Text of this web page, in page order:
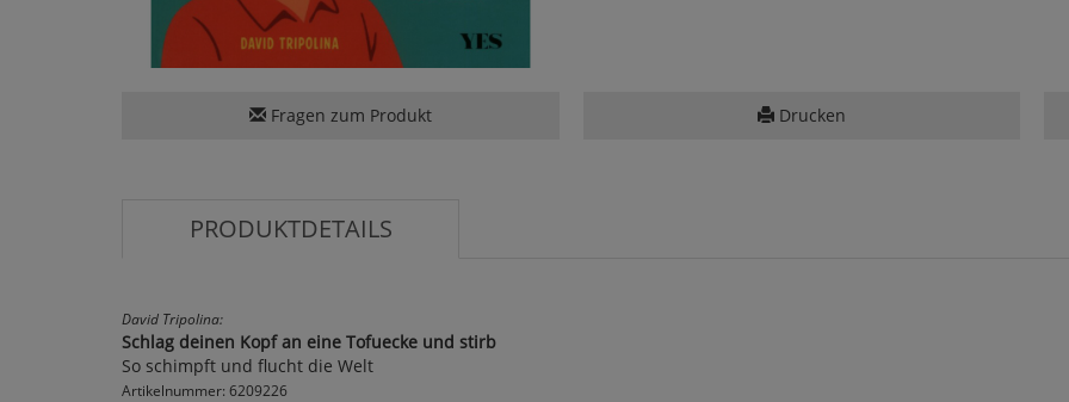
Fragen zum Produkt Drucken
PRODUKTDETAILS
David Tripolina:
Schlag deinen Kopf an eine Tofuecke und stirb
So schimpft und flucht die Welt
Artikelnummer: 6209226